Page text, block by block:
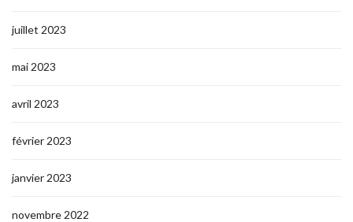
juillet 2023
mai 2023
avril 2023
février 2023
janvier 2023
novembre 2022